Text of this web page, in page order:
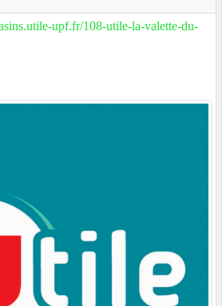
upf.fr/108-utile-la-valette-du-